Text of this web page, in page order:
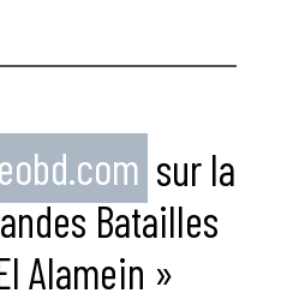
sur la
Batailles
Alamein »